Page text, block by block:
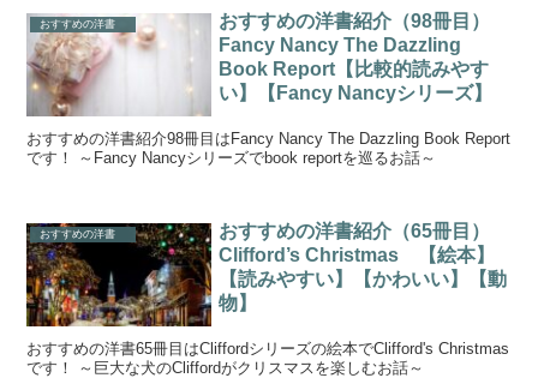
おすすめの洋書
おすすめの洋書紹介（98冊目）
Fancy Nancy The Dazzling
Book Report【比較的読みやす
い】【Fancy Nancyシリーズ】
おすすめの洋書紹介98冊目はFancy Nancy The Dazzling Book Report
です！ ～Fancy Nancyシリーズでbook reportを巡るお話～
おすすめの洋書
おすすめの洋書紹介（65冊目）
Clifford’s Christmas 【絵本】
【読みやすい】【かわいい】【動
物】
おすすめの洋書65冊目はCliffordシリーズの絵本でClifford's Christmas
です！ ～巨大な犬のCliffordがクリスマスを楽しむお話～